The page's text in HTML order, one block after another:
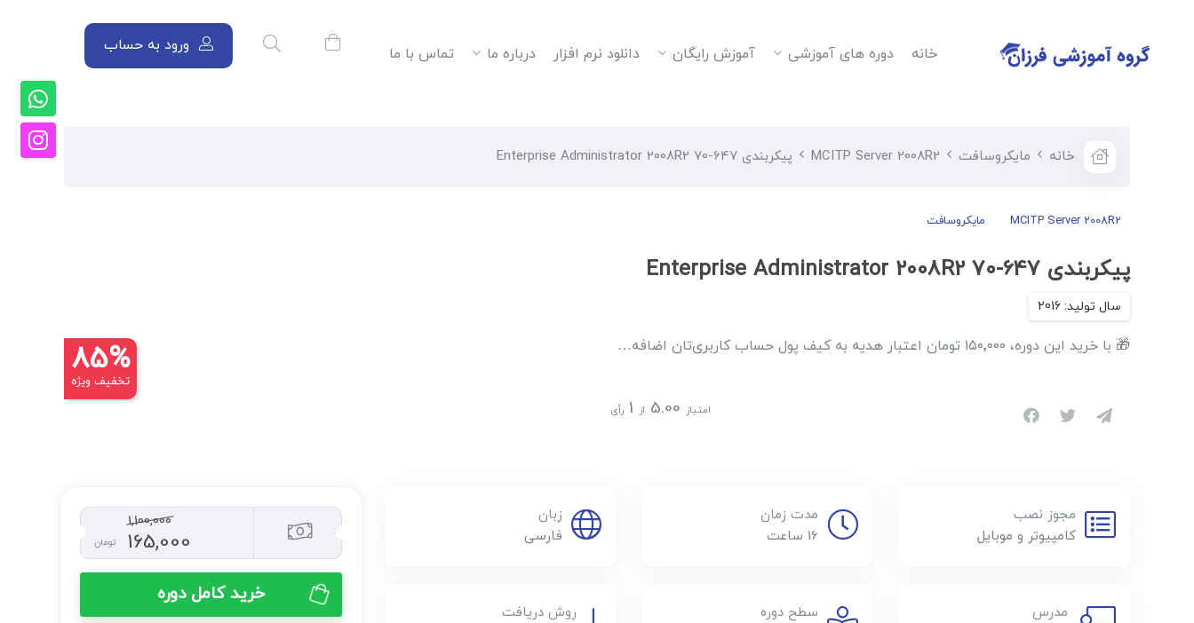
خانه دوره های آموزشی آموزش رایگان دانلود نرم افزار درباره ما تماس با ما ورود به حساب
خانه مایکروسافت MCITP Server 2008R2 پیکربندی Enterprise Administrator 2008R2 70-647
MCITP Server 2008R2 مایکروسافت
پیکربندی Enterprise Administrator 2008R2 70-647
🎁 با خرید این دوره، ۱۵۰٬۰۰۰ تومان اعتبار هدیه به کیف پول حساب کاربری‌تان اضافه…
امتیاز 5.00 از 1 رأی
85%
تخفیف ویژه
مجوز نصب
کامپیوتر و موبایل
مدت زمان
16 ساعت
زبان
فارسی
مدرس
سطح دوره
روش دریافت
1,100,000
165,000 تومان
خرید کامل دوره